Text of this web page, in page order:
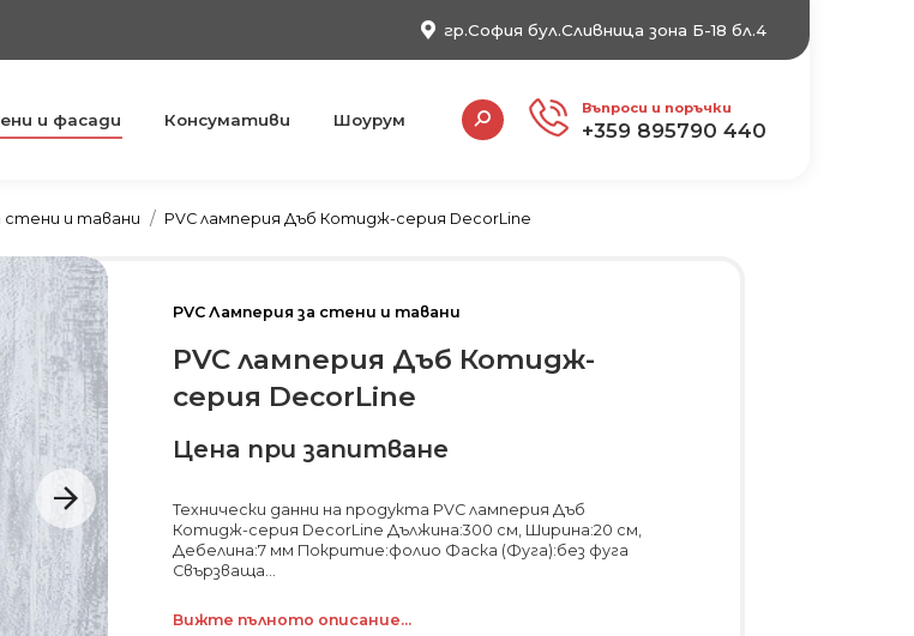
гр.София бул.Сливница зона Б-18 бл.4
и фасади Консумативи Шоурум
Search: Въпроси и поръчки
+359 895790 440
You are here:
стени и тавани PVC ламперия Дъб Котидж-серия DecorLine
PVC Ламперия за стени и тавани
PVC ламперия Дъб Котидж-
серия DecorLine
Цена при запитване
Технически данни на продукта PVC ламперия Дъб
Котидж-серия DecorLine Дължина:300 см, Ширина:20 см,
Дебелина:7 мм Покритие:фолио Фаска (Фуга):без фуга
Свързваща...
Вижте пълното описание...